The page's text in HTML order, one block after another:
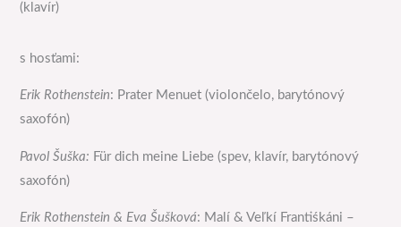
(klavír)
s hosťami:
Erik Rothenstein: Prater Menuet (violončelo, barytónový
saxofón)
Pavol Šuška: Für dich meine Liebe (spev, klavír, barytónový
saxofón)
Erik Rothenstein & Eva Šušková: Malí & Veľkí Frantiśkáni –